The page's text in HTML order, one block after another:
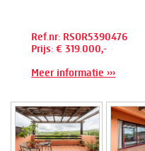
Ref.nr: RSOR5390476
Prijs: € 319.000,-
Meer informatie ›››